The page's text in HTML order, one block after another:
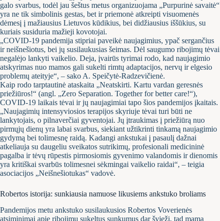
galo svarbus, todėl jau šeštus metus organizuojama „Purpurinė savaitė“
yra ne tik simbolinis gestas, bet ir priemonė atkreipti visuomenės
dėmesį į mažiausius Lietuvos kūdikius, bei didžiausius iššūkius, su
kuriais susiduria mažieji kovotojai.
„COVID-19 pandemija stipriai paveikė naujagimius, ypač sergančius
ir neišnešiotus, bei jų susilaukusias šeimas. Dėl saugumo ribojimų tėvai
negalėjo lankyti vaikelio. Deja, įvairūs tyrimai rodo, kad naujagimio
atskyrimas nuo mamos gali sukelti rimtų adaptacijos, nervų ir elgesio
problemų ateityje“, – sako A. Speičytė-Radzevičienė.
Kaip rodo tarptautinė ataskaita „Neatskirti. Kartu vardan geresnės
priežiūros!“ (angl. „Zero Separation. Together for better care!“),
COVID-19 laikais tėvai ir jų naujagimiai tapo šios pandemijos įkaitais.
„Naujagimių intensyviosios terapijos skyriuje tėvai turi būti ne
lankytojais, o pilnaverčiai gyventojai. Jų įtraukimas į priežiūrą nuo
pirmųjų dienų yra labai svarbus, siekiant užtikrinti tinkamą naujagimio
gydymą bei tolimesnę raidą. Kadangi ankstukai į pasaulį dažnai
atkeliauja su daugeliu sveikatos sutrikimų, profesionali medicininė
pagalba ir tėvų rūpestis pirmosiomis gyvenimo valandomis ir dienomis
yra kritiškai svarbūs tolimesnei sėkmingai vaikelio raidai“, – teigia
asociacijos „Neišnešiotukas“ vadovė.
Robertos istorija: sunkiausia namuose likusiems ankstuko broliams
Pandemijos metu ankstuko susilaukusios Robertos Voverienės
atsiminimai apie ribojimų sukeltus sunkumus dar švieži, tad mama